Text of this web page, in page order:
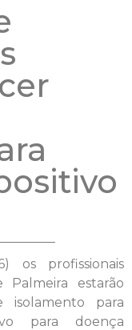
os profissionais
Palmeira estarão
para
para doença